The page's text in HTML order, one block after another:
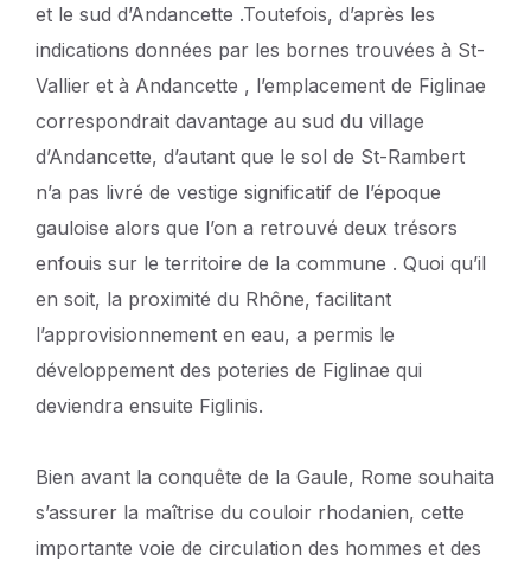
et le sud d’Andancette .Toutefois, d’après les
indications données par les bornes trouvées à St-
Vallier et à Andancette , l’emplacement de Figlinae
correspondrait davantage au sud du village
d’Andancette, d’autant que le sol de St-Rambert
n’a pas livré de vestige significatif de l’époque
gauloise alors que l’on a retrouvé deux trésors
enfouis sur le territoire de la commune . Quoi qu’il
en soit, la proximité du Rhône, facilitant
l’approvisionnement en eau, a permis le
développement des poteries de Figlinae qui
deviendra ensuite Figlinis.
Bien avant la conquête de la Gaule, Rome souhaita
s’assurer la maîtrise du couloir rhodanien, cette
importante voie de circulation des hommes et des